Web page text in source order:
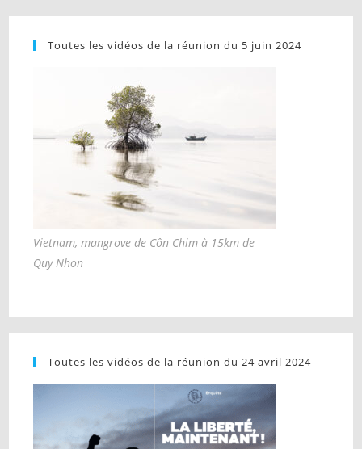
Toutes les vidéos de la réunion du 5 juin 2024
Vietnam, mangrove de Côn Chim à 15km de
Quy Nhon
Toutes les vidéos de la réunion du 24 avril 2024